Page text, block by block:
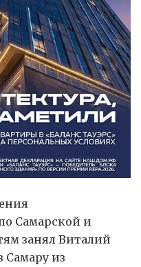
Самарской и
занял Виталий
Самару из